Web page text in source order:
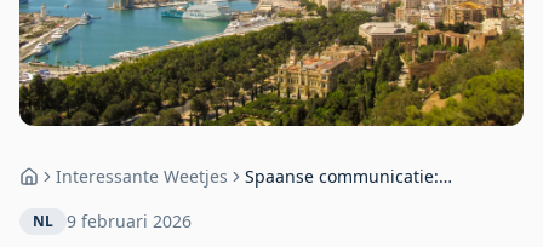
HomeInteressante Weetjes
Spaanse communicatie:
NL 9 februari 2026